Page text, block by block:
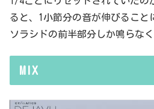
ると、1小節分の音が伸びること
ソラシドの前半部分しか鳴らな
MIX